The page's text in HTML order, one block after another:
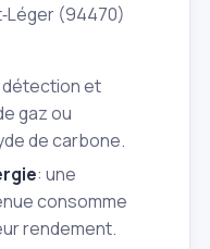
(94470)
détection et
gaz ou
de carbone.
: une
consomme
rendement.